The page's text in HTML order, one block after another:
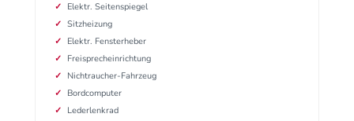
Elektr. Seitenspiegel
Sitzheizung
Elektr. Fensterheber
Freisprecheinrichtung
Nichtraucher-Fahrzeug
Bordcomputer
Lederlenkrad